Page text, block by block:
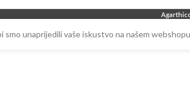
smo unaprijedili vaše iskustvo na našem